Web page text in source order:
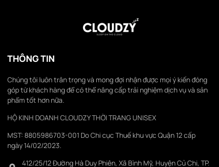
THÔNG TIN
Chúng tôi luôn trân trọng và mong đợi nhận được mọi ý kiến đóng
góp từ khách hàng để có thể nâng cấp trải nghiệm dịch vụ và sản
phẩm tốt hơn nữa.
HỘ KINH DOANH CLOUDZY THỜI TRANG UNISEX
MST: 8805986703-001 Do Chi cục Thuế khu vực Quận 12 cấp
ngày 14/02/2023.
412/25/12 Đường Hà Duy Phiên, Xã Bình Mỹ, Huyện Củ Chi, TP.